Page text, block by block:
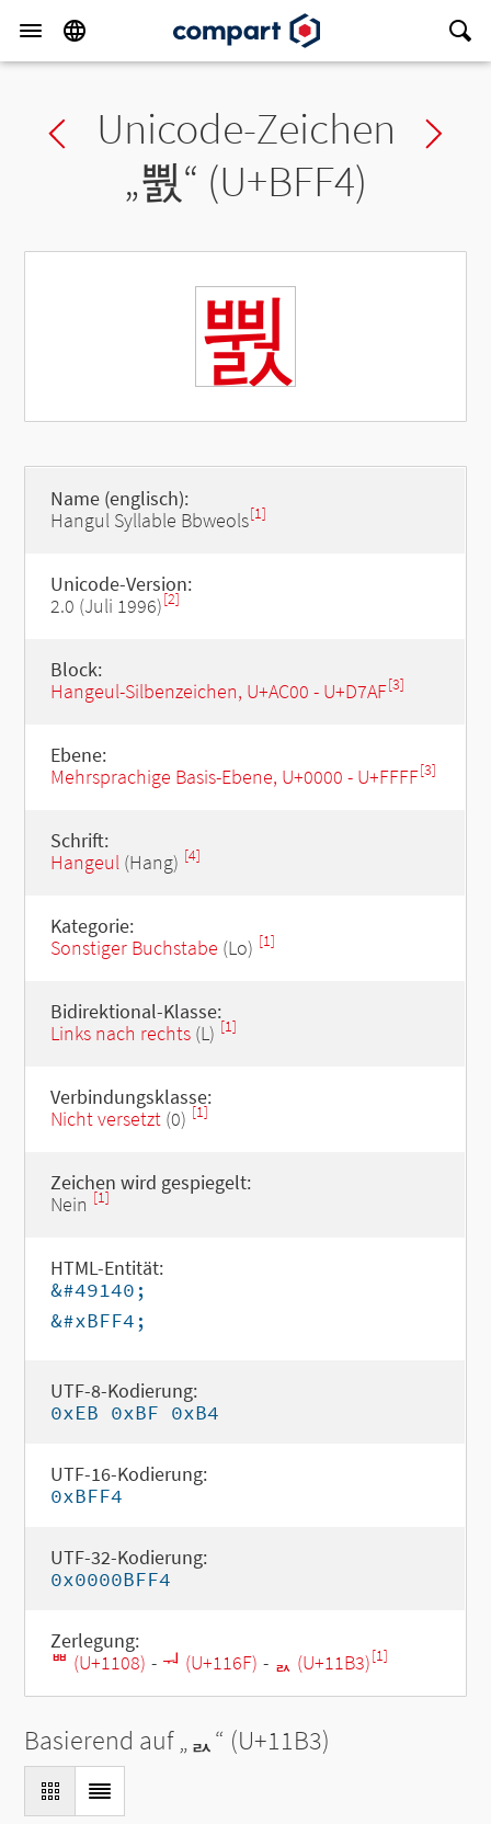
Previous char
Unicode-Zeichen
„뿴“ (U+BFF4)
뿴
Name (englisch):
Hangul Syllable Bbweols[1]
Unicode-Version:
2.0 (Juli 1996)[2]
Block:
Hangeul-Silbenzeichen, U+AC00 - U+D7AF[3]
Ebene:
Mehrsprachige Basis-Ebene, U+0000 - U+FFFF[3]
Schrift:
Hangeul(Hang) [4]
Kategorie:
Sonstiger Buchstabe (Lo) [1]
Bidirektional-Klasse:
Links nach rechts(L) [1]
Verbindungsklasse:
Nicht versetzt(0) [1]
Zeichen wird gespiegelt:
Nein [1]
HTML-Entität:
&#49140;
&#xBFF4;
UTF-8-Kodierung:
0xEB 0xBF 0xB4
UTF-16-Kodierung:
0xBFF4
UTF-32-Kodierung:
0x0000BFF4
Zerlegung:
ᄈ (U+1108) - ᅯ (U+116F) - ᆳ (U+11B3)[1]
Basierend auf „ᆳ“ (U+11B3)